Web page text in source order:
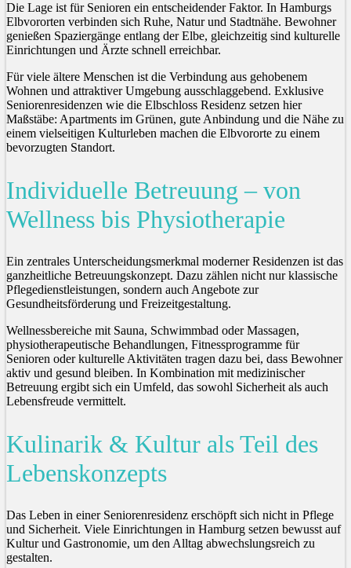
Die Lage ist für Senioren ein entscheidender Faktor. In Hamburgs
Elbvororten verbinden sich Ruhe, Natur und Stadtnähe. Bewohner
genießen Spaziergänge entlang der Elbe, gleichzeitig sind kulturelle
Einrichtungen und Ärzte schnell erreichbar.
Für viele ältere Menschen ist die Verbindung aus gehobenem
Wohnen und attraktiver Umgebung ausschlaggebend. Exklusive
Seniorenresidenzen wie die Elbschloss Residenz setzen hier
Maßstäbe: Apartments im Grünen, gute Anbindung und die Nähe zu
einem vielseitigen Kulturleben machen die Elbvororte zu einem
bevorzugten Standort.
Individuelle Betreuung – von
Wellness bis Physiotherapie
Ein zentrales Unterscheidungsmerkmal moderner Residenzen ist das
ganzheitliche Betreuungskonzept. Dazu zählen nicht nur klassische
Pflegedienstleistungen, sondern auch Angebote zur
Gesundheitsförderung und Freizeitgestaltung.
Wellnessbereiche mit Sauna, Schwimmbad oder Massagen,
physiotherapeutische Behandlungen, Fitnessprogramme für
Senioren oder kulturelle Aktivitäten tragen dazu bei, dass Bewohner
aktiv und gesund bleiben. In Kombination mit medizinischer
Betreuung ergibt sich ein Umfeld, das sowohl Sicherheit als auch
Lebensfreude vermittelt.
Kulinarik & Kultur als Teil des
Lebenskonzepts
Das Leben in einer Seniorenresidenz erschöpft sich nicht in Pflege
und Sicherheit. Viele Einrichtungen in Hamburg setzen bewusst auf
Kultur und Gastronomie, um den Alltag abwechslungsreich zu
gestalten.